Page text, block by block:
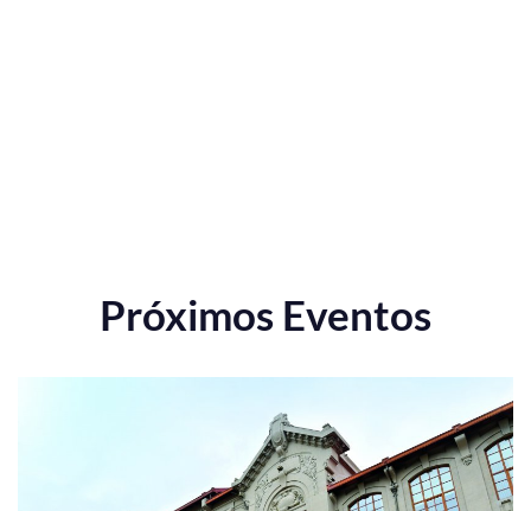
Próximos Eventos